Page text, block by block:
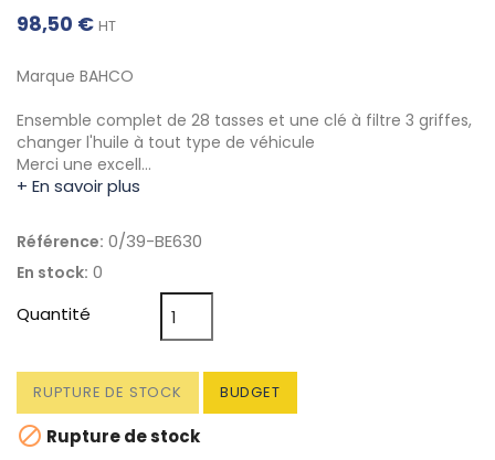
98,50 € HT
Marque BAHCO
Ensemble complet de 28 tasses et une clé à filtre 3 griffes,
changer l'huile à tout type de véhicule
Merci une excell…
+ En savoir plus
Référence: 0/39-BE630
En stock: 0
Quantité
RUPTURE DE STOCK BUDGET
 Rupture de stock